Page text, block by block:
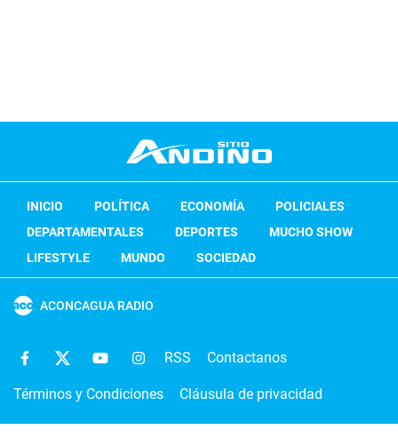
INICIO POLÍTICA ECONOMÍA
POLICIALES
DEPARTAMENTALES
DEPORTES
MUCHO SHOW
LIFESTYLE
MUNDO SOCIEDAD
ACONCAGUA RADIO
RSS Contactanos
Términos y Condiciones Cláusula de privacidad